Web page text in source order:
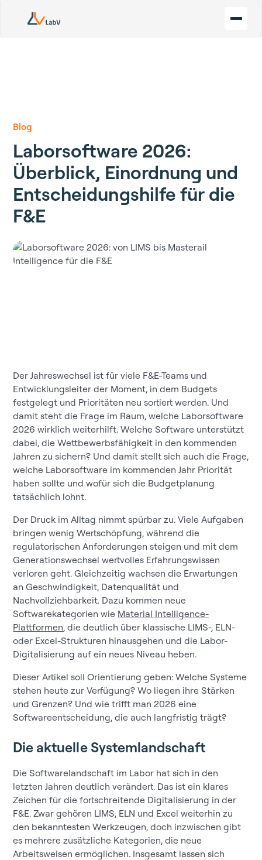
Blog
Laborsoftware 2026:
Überblick, Einordnung und
Entscheidungshilfe für die
F&E
Der Jahreswechsel ist für viele F&E-Teams und
Entwicklungsleiter der Moment, in dem Budgets
festgelegt und Prioritäten neu sortiert werden. Und
damit steht die Frage im Raum, welche Laborsoftware
2026 wirklich weiterhilft. Welche Software unterstützt
dabei, die Wettbewerbsfähigkeit in den kommenden
Jahren zu sichern? Und damit stellt sich auch die Frage,
welche Laborsoftware im kommenden Jahr Priorität
haben sollte und wofür sich die Budgetplanung
tatsächlich lohnt.
Der Druck im Alltag nimmt spürbar zu. Viele Aufgaben
bringen wenig Wertschöpfung, während die
regulatorischen Anforderungen steigen und mit dem
Generationswechsel wertvolles Erfahrungswissen
verloren geht. Gleichzeitig wachsen die Erwartungen
an Geschwindigkeit, Datenqualität und
Nachvollziehbarkeit. Dazu kommen neue
Softwarekategorien wie Material Intelligence-
Plattformen, die deutlich über klassische LIMS-, ELN-
oder Excel-Strukturen hinausgehen und die Labor-
Digitalisierung auf ein neues Niveau heben.
Dieser Artikel soll Orientierung geben: Welche Systeme
stehen heute zur Verfügung? Wo liegen ihre Stärken
und Grenzen? Und wie trifft man 2026 eine
Softwareentscheidung, die auch langfristig trägt?
Die aktuelle Systemlandschaft
Die Softwarelandschaft im Labor hat sich in den
letzten Jahren deutlich verändert. Das ist ein klares
Zeichen für die fortschreitende Digitalisierung in der
F&E. Zwar gehören LIMS, ELN und Excel weiterhin zu
den bekanntesten Werkzeugen, doch inzwischen gibt
es mehrere zusätzliche Kategorien, die neue
Arbeitsweisen ermöglichen. Insgesamt lassen sich